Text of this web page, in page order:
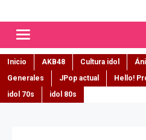
Inicio AKB48 Cultura idol
Generales
JPop actual Hello!
idol 70s
idol 80s